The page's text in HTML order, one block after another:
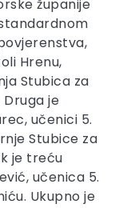
županije
Hrenu,
Stubica za
je
učenici 5.
Stubice za
je treću
učenica 5.
Ukupno je